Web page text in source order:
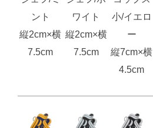
ント
縦2cm×横
7.5cm
ワイト
縦2cm×横
7.5cm
小/イエロ
ー
縦7cm×横
4.5cm